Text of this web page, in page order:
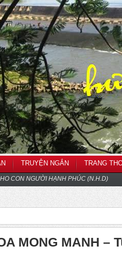
TRUYỆN NGẮN TRANG
CON NGƯỜI HẠNH PHÚC (N.H.D)
MONG MANH –